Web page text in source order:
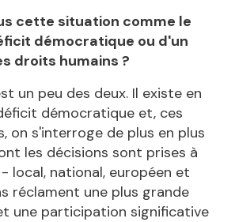
cette situation comme le
démocratique ou d'un
droits humains ?
un peu des deux. Il existe en
démocratique et, ces
on s'interroge de plus en plus
les décisions sont prises à
local, national, européen et
réclament une plus grande
une participation significative